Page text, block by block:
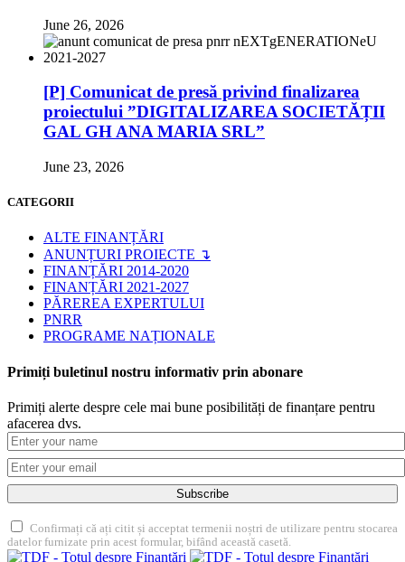
June 26, 2026
[P] Comunicat de presă privind finalizarea
proiectului ”DIGITALIZAREA SOCIETĂȚII
GAL GH ANA MARIA SRL”
June 23, 2026
CATEGORII
ALTE FINANȚĂRI
ANUNȚURI PROIECTE ↴
FINANȚĂRI 2014-2020
FINANȚĂRI 2021-2027
PĂREREA EXPERTULUI
PNRR
PROGRAME NAȚIONALE
Primiți buletinul nostru informativ prin abonare
Primiți alerte despre cele mai bune posibilități de finanțare pentru
afacerea dvs.
Subscribe
Confirmați că ați citit și acceptat termenii noștri de utilizare pentru stocarea
datelor furnizate prin acest formular, bifând această casetă.